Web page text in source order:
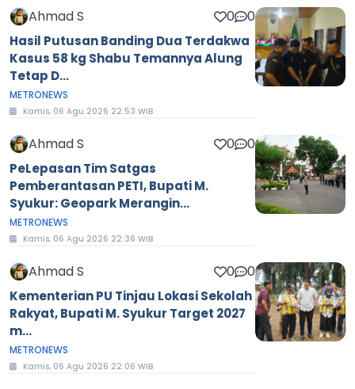
Ahmad S 0 0
Hasil Putusan Banding Dua Terdakwa
Kasus 58 kg Shabu Temannya Alung
Tetap D...
METRONEWS
Kamis, 06 Agu 2026 22:53 WIB
Ahmad S 0 0
PeLepasan Tim Satgas
Pemberantasan PETI, Bupati M.
Syukur: Geopark Merangin...
METRONEWS
Kamis, 06 Agu 2026 22:36 WIB
Ahmad S 0 0
Kementerian PU Tinjau Lokasi Sekolah
Rakyat, Bupati M. Syukur Target 2027
m...
METRONEWS
Kamis, 06 Agu 2026 22:06 WIB